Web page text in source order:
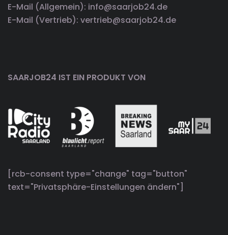
E-Mail (Allgemein): info@saarjob24.de
E-Mail (Vertrieb): vertrieb@saarjob24.de
SAARJOB24 IST EIN PRODUKT VON
[rcb-consent type="change" tag="button"
text="Privatsphäre-Einstellungen ändern"]